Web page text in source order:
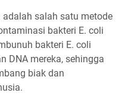
adalah salah satu metode
bakteri E. coli
bakteri E. coli
DNA mereka, sehingga
biak dan